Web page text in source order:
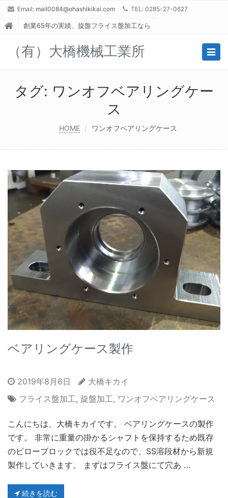
Email: mail0084@ohashikikai.com TEL: 0285-27-0627
創業65年の実績、旋盤フライス盤加工なら
（有）大橋機械工業所
タグ: ワンオフベアリングケー
ス
HOME ワンオフベアリングケース
ベアリングケース製作
2019年8月6日
大橋キカイ
フライス盤加工 , 旋盤加工 , ワンオフベアリングケース
こんにちは、大橋キカイです。 ベアリングケースの製作
です。 非常に重量の掛かるシャフトを保持するため既存
のピローブロックでは役不足なので、SS溶段材から新規
製作していきます。 まずはフライス盤にて穴あ …
続きを読む